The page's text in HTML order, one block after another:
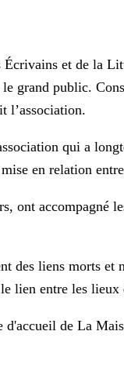
et de la
grand public.
l’association.
qui a
en relation
ont accompagné
des liens morts et
lien entre les
d'accueil de La